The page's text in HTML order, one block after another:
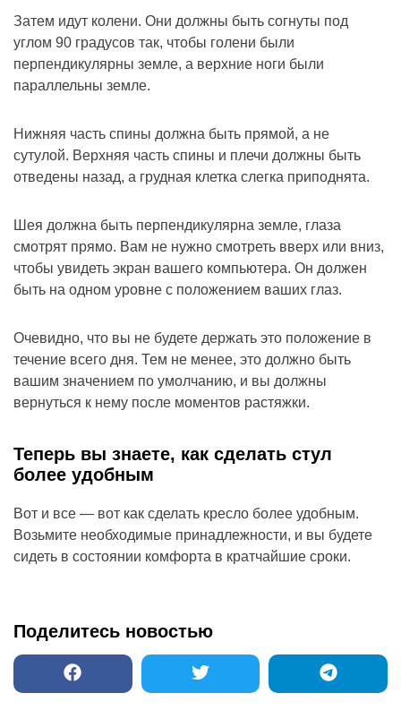
Затем идут колени. Они должны быть согнуты под
углом 90 градусов так, чтобы голени были
перпендикулярны земле, а верхние ноги были
параллельны земле.
Нижняя часть спины должна быть прямой, а не
сутулой. Верхняя часть спины и плечи должны быть
отведены назад, а грудная клетка слегка приподнята.
Шея должна быть перпендикулярна земле, глаза
смотрят прямо. Вам не нужно смотреть вверх или вниз,
чтобы увидеть экран вашего компьютера. Он должен
быть на одном уровне с положением ваших глаз.
Очевидно, что вы не будете держать это положение в
течение всего дня. Тем не менее, это должно быть
вашим значением по умолчанию, и вы должны
вернуться к нему после моментов растяжки.
Теперь вы знаете, как сделать стул
более удобным
Вот и все — вот как сделать кресло более удобным.
Возьмите необходимые принадлежности, и вы будете
сидеть в состоянии комфорта в кратчайшие сроки.
Поделитесь новостью